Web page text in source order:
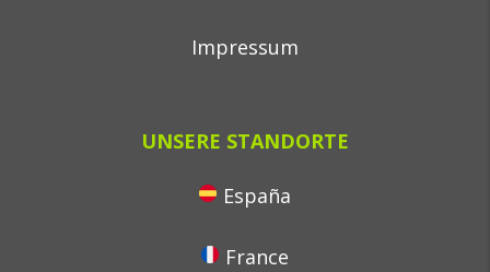
Impressum
UNSERE STANDORTE
España
France